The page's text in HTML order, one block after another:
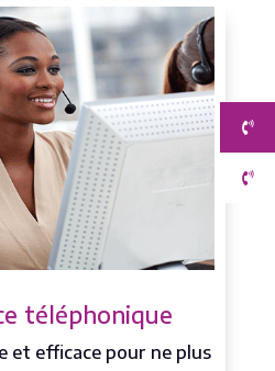
téléphonique
et efficace pour ne plus